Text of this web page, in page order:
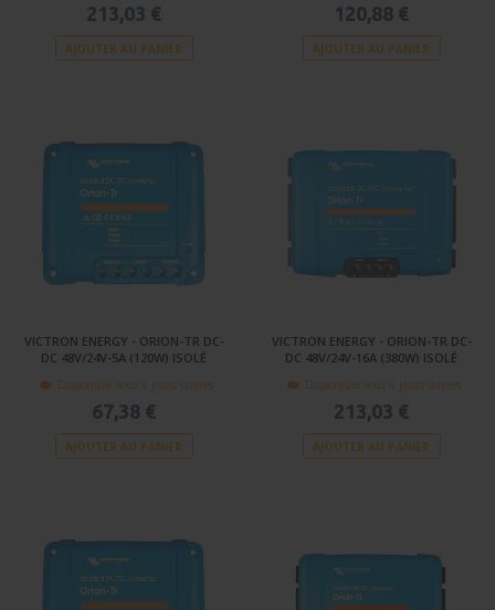
213,03 €
AJOUTER AU PANIER
120,88 €
AJOUTER AU PANIER
VICTRON ENERGY - ORION-TR DC-
DC 48V/24V-5A (120W) ISOLÉ
Disponible sous 6 jours ouvrés
67,38 €
AJOUTER AU PANIER
VICTRON ENERGY - ORION-TR DC-
DC 48V/24V-16A (380W) ISOLÉ
Disponible sous 6 jours ouvrés
213,03 €
AJOUTER AU PANIER